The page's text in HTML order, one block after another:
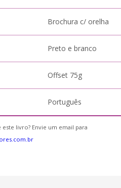
Brochura c/ orelha
Preto e branco
Offset 75g
Português
livro? Envie um email para